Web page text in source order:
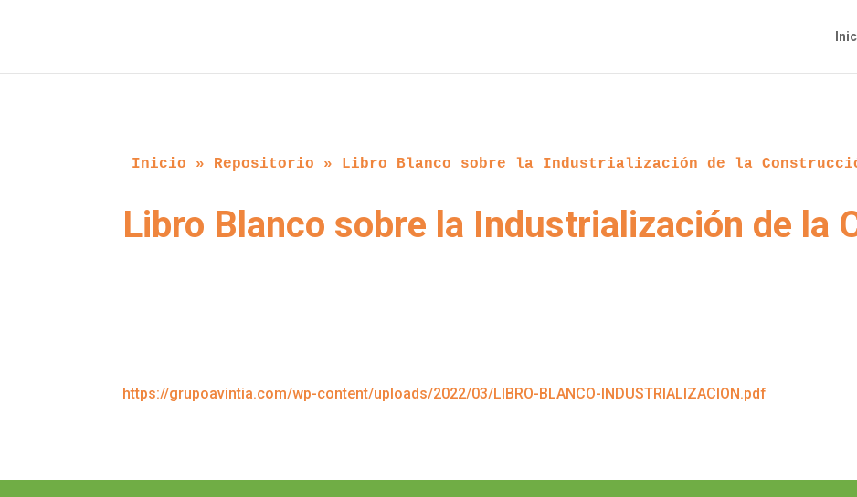
Inicio » Repositorio » Libro Blanco sobre la Industrialización de la
Libro Blanco sobre la Industrialización de la
https://grupoavintia.com/wp-content/uploads/2022/03/LIBRO-BLANCO-INDUSTRIALIZACION.pdf